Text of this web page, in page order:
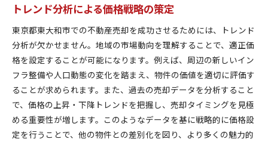
トレンド分析による価格戦略の策定
東京都東大和市での不動産売却を成功させるためには、トレンド
分析が欠かせません。地域の市場動向を理解することで、適正価
格を設定することが可能になります。例えば、周辺の新しいイン
フラ整備や人口動態の変化を踏まえ、物件の価値を適切に評価す
ることが求められます。また、過去の売却データを分析すること
で、価格の上昇・下降トレンドを把握し、売却タイミングを見極
める重要性が増します。このようなデータを基に戦略的に価格設
定を行うことで、他の物件との差別化を図り、より多くの魅力的